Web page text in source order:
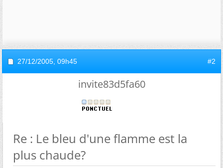
27/12/2005, 09h45 #2
invite83d5fa60
Re : Le bleu d'une flamme est la
plus chaude?